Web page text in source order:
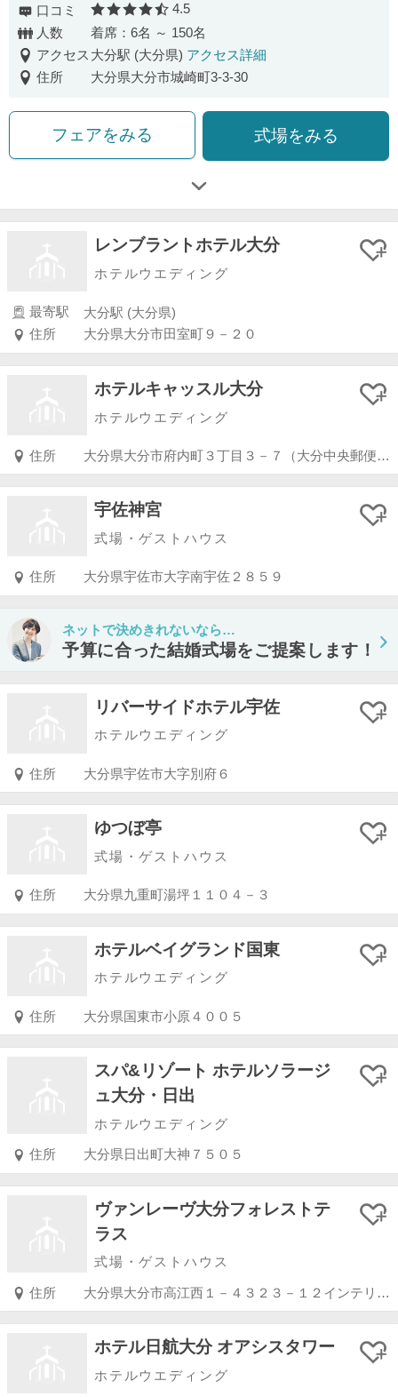
口コミ 口コミ評価
4.5
人数
着席：6名 ～ 150名
アクセス 大分駅 (大分県) アクセス詳細
住所
大分県大分市城崎町3-3-30
フェアをみる 式場をみる
レンブラントホテル大分
ホテルウエディング
最寄駅
大分駅 (大分県)
住所
大分県大分市田室町９－２０
ホテルキャッスル大分
ホテルウエディング
住所 大分県大分市府内町３丁目３－７（大分中央郵便局南側）
宇佐神宮
式場・ゲストハウス
住所 大分県宇佐市大字南宇佐２８５９
ネットで決めきれないなら…
予算に合った結婚式場をご提案します！
リバーサイドホテル宇佐
ホテルウエディング
住所 大分県宇佐市大字別府６
ゆつぼ亭
式場・ゲストハウス
住所 大分県九重町湯坪１１０４－３
ホテルベイグランド国東
ホテルウエディング
住所 大分県国東市小原４００５
スパ&リゾート ホテルソラージ
ュ大分・日出
ホテルウエディング
住所 大分県日出町大神７５０５
ヴァンレーヴ大分フォレストテ
ラス
式場・ゲストハウス
住所 大分県大分市高江西１－４３２３－１２インテリジェントタウン内
ホテル日航大分 オアシスタワー
ホテルウエディング